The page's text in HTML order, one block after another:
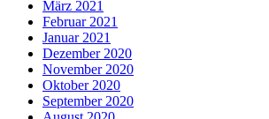
März 2021
Februar 2021
Januar 2021
Dezember 2020
November 2020
Oktober 2020
September 2020